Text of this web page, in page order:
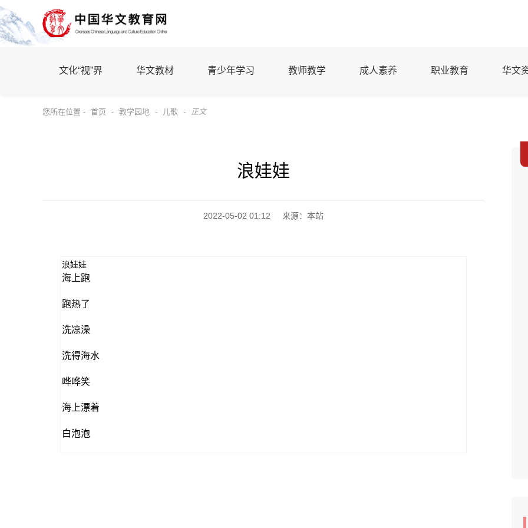
文化“视”界 华文教材 青少年学习 教师教学 成人素养 职业教育 华文
您所在位置 - 首页 - 教学园地 - 儿歌 - 正文
浪娃娃
2022-05-02 01:12 来源：本站
浪娃娃
海上跑
跑热了
洗凉澡
洗得海水
哗哗笑
海上漂着
白泡泡